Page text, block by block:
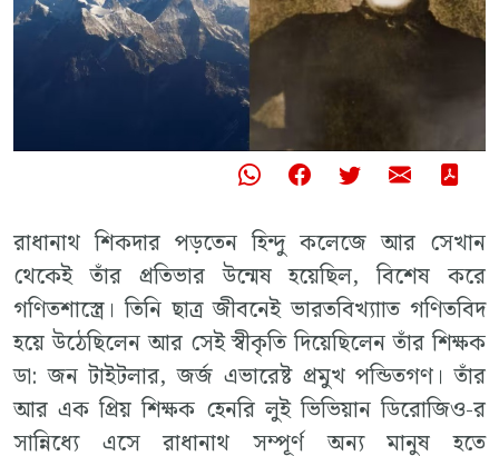
রাধানাথ শিকদার পড়তেন হিন্দু কলেজে আর সেখান
থেকেই তাঁর প্রতিভার উন্মেষ হয়েছিল, বিশেষ করে
গণিতশাস্ত্রে। তিনি ছাত্র জীবনেই ভারতবিখ্যাাত গণিতবিদ
হয়ে উঠেছিলেন আর সেই স্বীকৃতি দিয়েছিলেন তাঁর শিক্ষক
ডা: জন টাইটলার, জর্জ এভারেষ্ট প্রমুখ পন্ডিতগণ। তাঁর
আর এক প্রিয় শিক্ষক হেনরি লুই ভিভিয়ান ডিরোজিও-র
সান্নিধ্যে এসে রাধানাথ সম্পূর্ণ অন্য মানুষ হতে